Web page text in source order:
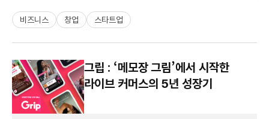
비즈니스 창업 스타트업
그립 : ‘메모장 그림’에서 시작한
라이브 커머스의 5년 성장기